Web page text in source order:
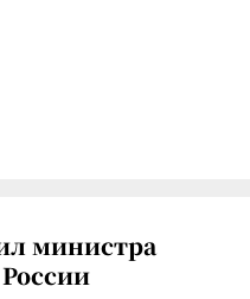
министра